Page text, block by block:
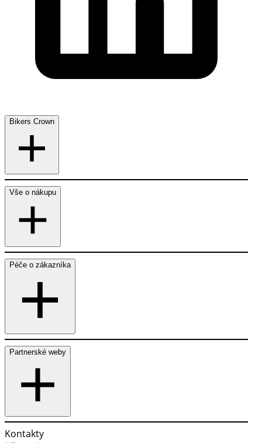
Bikers Crown
Vše o nákupu
Péče o zákazníka
Partnerské weby
Kontakty